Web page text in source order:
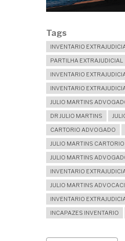
Tags
INVENTARIO
PARTILHA EXTRAJUDICIAL
INVENTARIO
INVENTARIO
JULIO MARTINS
DR JULIO MARTINS
CARTORIO ADVOGADO
JULIO MARTINS CARTORIO
JULIO MARTINS
INVENTARIO
JULIO MARTINS
INVENTARIO
INCAPAZES INVENTARIO